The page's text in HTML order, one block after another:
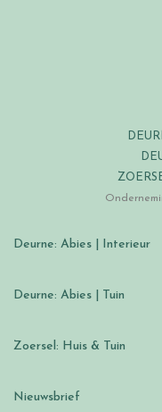
Deurne: Abies | Interieur
Deurne: Abies | Tuin
Zoersel: Huis & Tuin
Nieuwsbrief